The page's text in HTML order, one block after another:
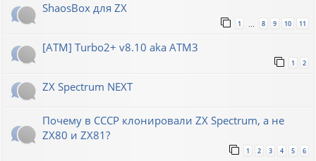
ShaosBox для ZX
1 … 8 9 10 11
[ATM] Turbo2+ v8.10 aka ATM3
1 2
ZX Spectrum NEXT
Почему в СССР клонировали ZX Spectrum, а не
ZX80 и ZX81?
1 2 3 4 5 6